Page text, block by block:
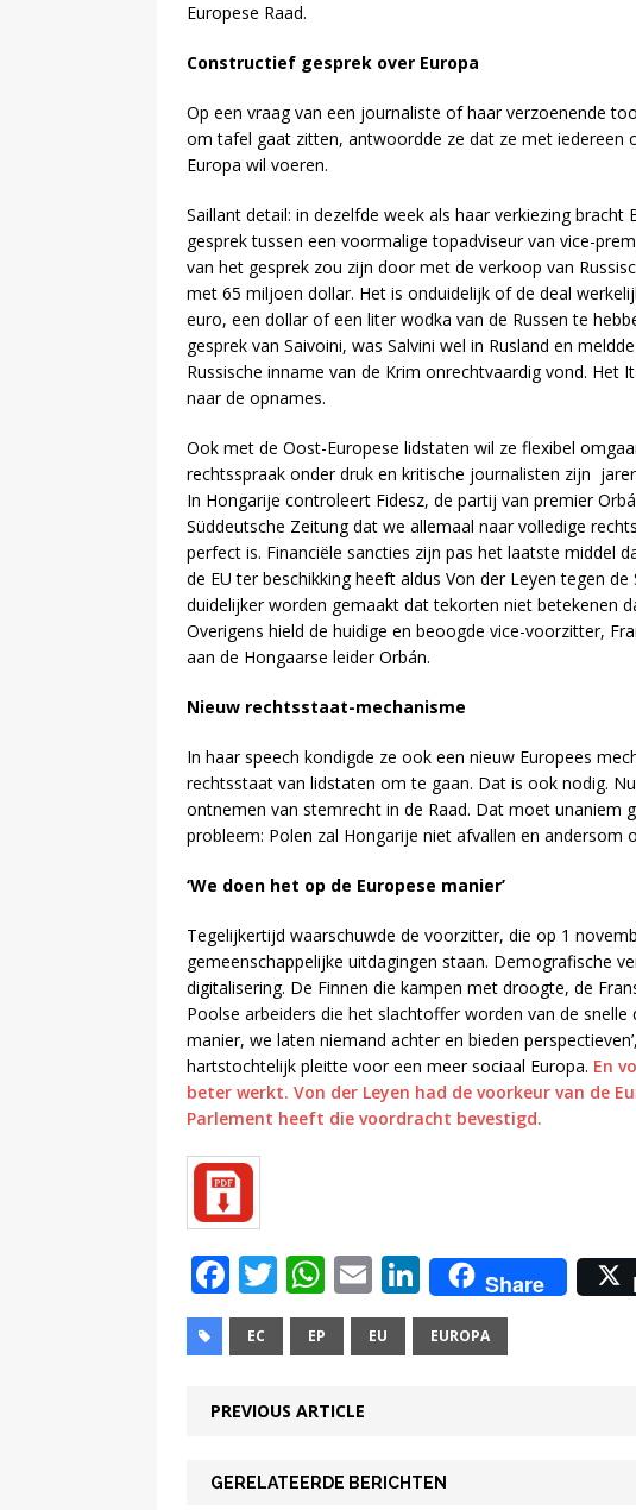
Europese Raad.
Constructief gesprek over Europa
Op een vraag van een journaliste of haar verzoenende
om tafel gaat zitten, antwoordde ze dat ze met iedereen
Europa wil voeren.
Saillant detail: in dezelfde week als haar verkiezing
gesprek tussen een voormalige topadviseur van vice-
van het gesprek zou zijn door met de verkoop van
met 65 miljoen dollar. Het is onduidelijk of de deal
euro, een dollar of een liter wodka van de Russen te
gesprek van Saivoini, was Salvini wel in Rusland en
Russische inname van de Krim onrechtvaardig vond.
naar de opnames.
Ook met de Oost-Europese lidstaten wil ze flexibel
rechtsspraak onder druk en kritische journalisten zijn
In Hongarije controleert Fidesz, de partij van premier
Süddeutsche Zeitung dat we allemaal naar volledige
perfect is. Financiële sancties zijn pas het laatste middel
de EU ter beschikking heeft aldus Von der Leyen tegen
duidelijker worden gemaakt dat tekorten niet betekenen
Overigens hield de huidige en beoogde vice-voorzitter,
aan de Hongaarse leider Orbán.
Nieuw rechtsstaat-mechanisme
In haar speech kondigde ze ook een nieuw Europees
rechtsstaat van lidstaten om te gaan. Dat is ook nodig.
ontnemen van stemrecht in de Raad. Dat moet unaniem
probleem: Polen zal Hongarije niet afvallen en andersom
‘We doen het op de Europese manier’
Tegelijkertijd waarschuwde de voorzitter, die op 1
gemeenschappelijke uitdagingen staan. Demografische
digitalisering. De Finnen die kampen met droogte, de
Poolse arbeiders die het slachtoffer worden van de snelle
manier, we laten niemand achter en bieden
hartstochtelijk pleitte voor een meer sociaal Europa. En
beter werkt. Von der Leyen had de voorkeur van de
Parlement heeft die voordracht bevestigd.
F
a
c
b
o
T
w
it
r
W
h
at
A
p
E
m
ai
Li
n
k
n
Share
EC EP EU EUROPA
PREVIOUS ARTICLE
GERELATEERDE BERICHTEN